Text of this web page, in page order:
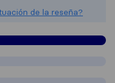
de la reseña?